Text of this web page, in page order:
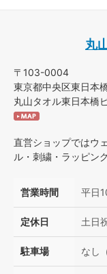
丸
〒103-0004
東京都中央区東日本
丸山タオル東日本橋
直営ショップではウ
ル・刺繍・ラッピン
営業時間 平日
定休日 土日
駐車場 なし